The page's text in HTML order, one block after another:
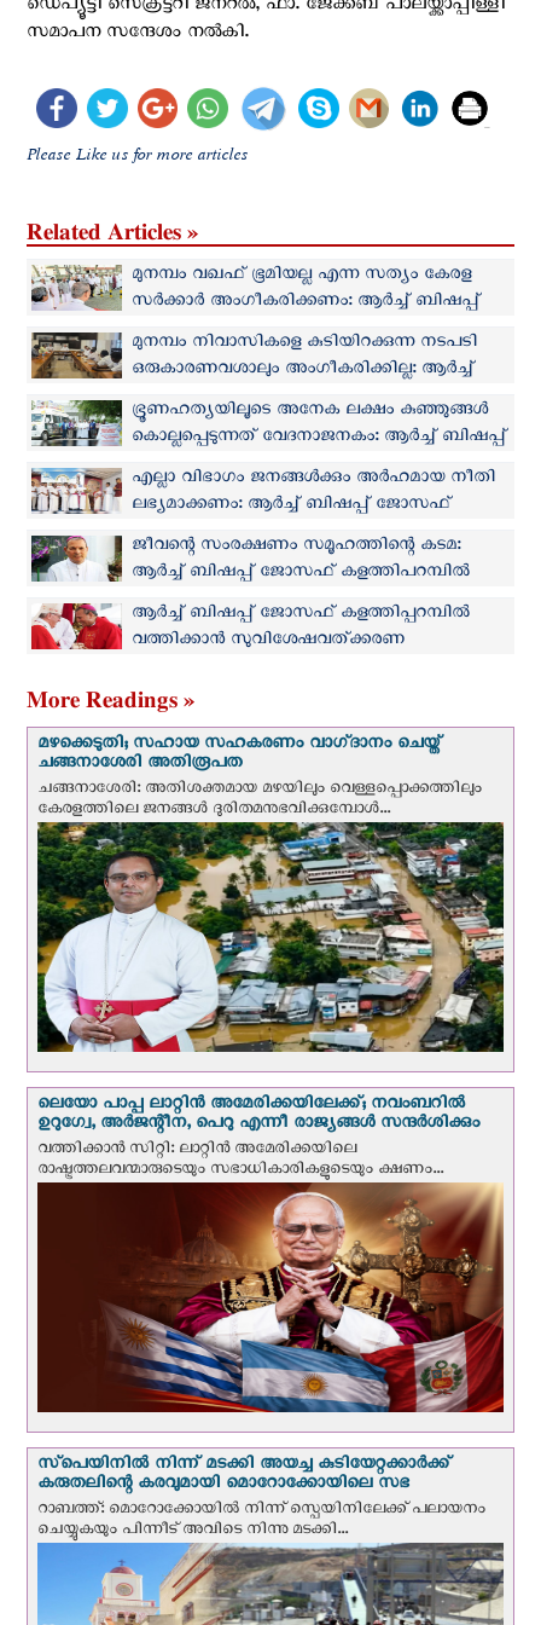
ഡെപ്യൂട്ടി സെക്രട്ടറി ജനറൽ, ഫാ. ജേക്കബ് പാലയ്ക്കാപ്പിള്ളി
സമാപന സന്ദേശം നൽകി.
Please Like us for more articles
Related Articles »
മുനമ്പം വഖഫ് ഭൂമിയല്ല എന്ന സത്യം കേരള
സര്‍ക്കാര്‍ അംഗീകരിക്കണം: ആർച്ച് ബിഷപ്പ്
ജോസഫ് കളത്തിപ്പറമ്പില്‍
മുനമ്പം നിവാസികളെ കുടിയിറക്കുന്ന നടപടി
ഒരുകാരണവശാലും അംഗീകരിക്കില്ല: ആർച്ച്
ബിഷപ്പ് ജോസഫ് കളത്തിപ്പറമ്പിൽ
ഭ്രൂണഹത്യയിലൂടെ അനേക ലക്ഷം കുഞ്ഞുങ്ങൾ
കൊല്ലപ്പെടുന്നത് വേദനാജനകം: ആര്‍ച്ച് ബിഷപ്പ്
ജോസഫ് കളത്തിപറമ്പിൽ
എല്ലാ വിഭാഗം ജനങ്ങൾക്കും അർഹമായ നീതി
ലഭ്യമാക്കണം: ആർച്ച് ബിഷപ്പ് ജോസഫ്
കളത്തിപ്പറമ്പിൽ
ജീവന്റെ സംരക്ഷണം സമൂഹത്തിന്റെ കടമ:
ആര്‍ച്ച് ബിഷപ്പ് ജോസഫ് കളത്തിപറമ്പിൽ
ആർച്ച് ബിഷപ്പ് ജോസഫ് കളത്തിപ്പറമ്പിൽ
വത്തിക്കാൻ സുവിശേഷവത്ക്കരണ
More Readings »
മഴക്കെടുതി; സഹായ സഹകരണം വാഗ്‌ദാനം ചെയ്ത്
ചങ്ങനാശേരി അതിരൂപത
ചങ്ങനാശേരി: അതിശക്തമായ മഴയിലും വെള്ളപ്പൊക്കത്തിലും
കേരളത്തിലെ ജനങ്ങൾ ദുരിതമനുഭവിക്കുമ്പോൾ...
ലെയോ പാപ്പ ലാറ്റിൻ അമേരിക്കയിലേക്ക്; നവംബറില്‍
ഉറുഗ്വേ, അർജന്റീന, പെറു എന്നീ രാജ്യങ്ങള്‍ സന്ദര്‍ശിക്കും
വത്തിക്കാന്‍ സിറ്റി: ലാറ്റിന്‍ അമേരിക്കയിലെ
രാഷ്ട്രത്തലവന്മാരുടെയും സഭാധികാരികളുടെയും ക്ഷണം...
സ്‌പെയിനില്‍ നിന്ന് മടക്കി അയച്ച കുടിയേറ്റക്കാര്‍ക്ക്
കരുതലിന്റെ കരവുമായി മൊറോക്കോയിലെ സഭ
റാബത്ത്: മൊറോക്കോയിൽ നിന്ന് സ്പെയിനിലേക്ക് പലായനം
ചെയ്യുകയും പിന്നീട് അവിടെ നിന്നു മടക്കി...